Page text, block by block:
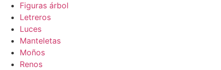
Figuras árbol
Letreros
Luces
Manteletas
Moños
Renos